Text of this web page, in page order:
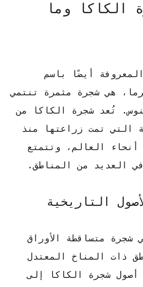
الكاكا وما
أيضًا باسم
هي شجرة مثمرة تنتمي
تُعد شجرة الكاكا
من
التي تمت زراعتها منذ
العالم، وتتمتع
العديد من المناطق.
التاريخية
شجرة متساقطة الأوراق
ذات المناخ المعتدل
شجرة الكاكا إلى